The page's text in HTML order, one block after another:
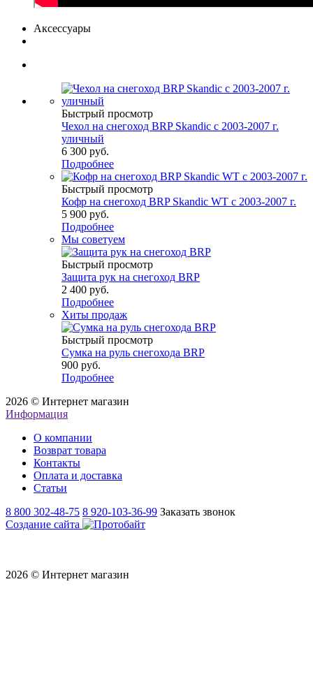
Аксессуары
Быстрый просмотр
Чехол на снегоход BRP Skandic с 2003-2007 г.
уличный
6 300 руб.
Подробнее
Быстрый просмотр
Кофр на снегоход BRP Skandic WT с 2003-2007 г.
5 900 руб.
Подробнее
Мы советуем
Быстрый просмотр
Защита рук на снегоход BRP
2 400 руб.
Подробнее
Хиты продаж
Быстрый просмотр
Сумка на руль снегохода BRP
900 руб.
Подробнее
2026 © Интернет магазин
Информация
О компании
Возврат товара
Контакты
Оплата и доставка
Статьи
8 800 302-48-75 8 920-103-36-99 Заказать звонок
Создание сайта
2026 © Интернет магазин